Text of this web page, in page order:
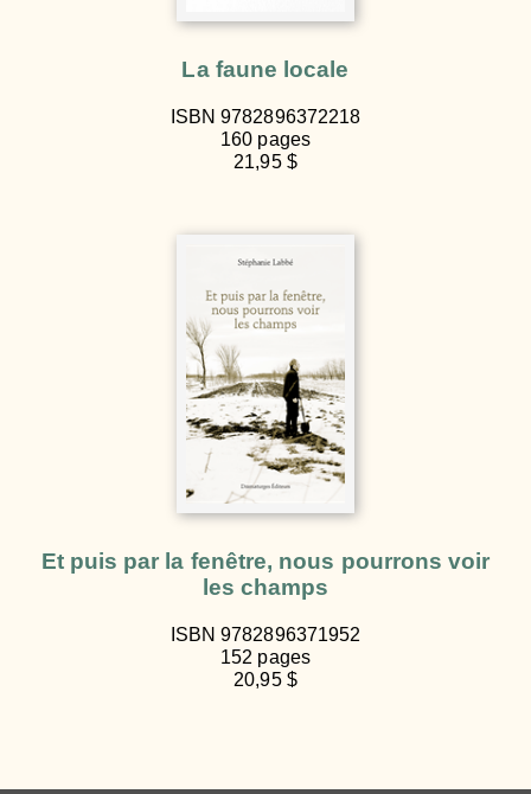
La faune locale
ISBN 9782896372218
160 pages
21,95 $
Et puis par la fenêtre, nous pourrons voir
les champs
ISBN 9782896371952
152 pages
20,95 $